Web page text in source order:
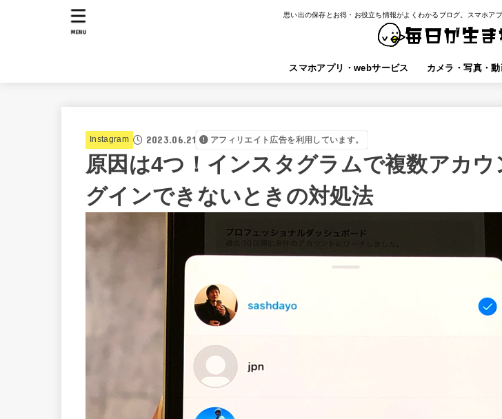
思い出の保存とお得・お役立ち情報がよくわかるブログ。スマホア
スマホアプリ・webサービス カメラ・写真・
MENU
Instagram 2023.06.21 アフィリエイト広告を利用しています。
原因は4つ！インスタグラムで複数アカウ
グインできないときの対処法